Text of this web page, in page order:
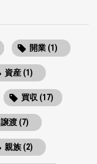
開業 (1)
資産 (1)
買収 (17)
譲渡 (7)
親族 (2)